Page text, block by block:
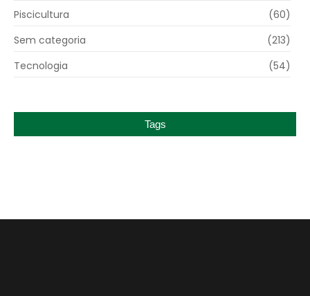
Piscicultura
(60)
Sem categoria
(213)
Tecnologia
(54)
Tags